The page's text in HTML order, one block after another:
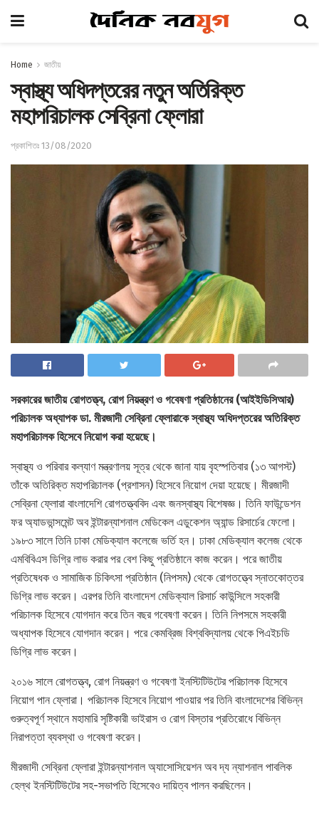
Home জাতীয়
স্বাস্থ্য অধিদপ্তরের নতুন অতিরিক্ত
মহাপরিচালক সেব্রিনা ফ্লোরা
প্রকাশিতঃ 13/08/2020
সরকারের জাতীয় রোগতত্ত্ব, রোগ নিয়ন্ত্রণ ও গবেষণা প্রতিষ্ঠানের (আইইডিসিআর)
পরিচালক অধ্যাপক ডা. মীরজাদী সেব্রিনা ফ্লোরাকে স্বাস্থ্য অধিদপ্তরের অতিরিক্ত
মহাপরিচালক হিসেবে নিয়োগ করা হয়েছে।
স্বাস্থ্য ও পরিবার কল্যাণ মন্ত্রণালয় সূত্র থেকে জানা যায় বৃহস্পতিবার (১৩ আগস্ট)
তাঁকে অতিরিক্ত মহাপরিচালক (প্রশাসন) হিসেবে নিয়োগ দেয়া হয়েছে। মীরজাদী
সেব্রিনা ফ্লোরা বাংলাদেশি রোগতত্ত্ববিদ এবং জনস্বাস্থ্য বিশেষজ্ঞ। তিনি ফাউন্ডেশন
ফর অ্যাডভান্সমেন্ট অব ইন্টারন্যাশনাল মেডিকেল এডুকেশন অ্যান্ড রিসার্চের ফেলো।
১৯৮৩ সালে তিনি ঢাকা মেডিক্যাল কলেজে ভর্তি হন। ঢাকা মেডিক্যাল কলেজ থেকে
এমবিবিএস ডিগ্রি লাভ করার পর বেশ কিছু প্রতিষ্ঠানে কাজ করেন। পরে জাতীয়
প্রতিষেধক ও সামাজিক চিকিৎসা প্রতিষ্ঠান (নিপসম) থেকে রোগতত্ত্বে স্নাতকোত্তর
ডিগ্রি লাভ করেন। এরপর তিনি বাংলাদেশ মেডিক্যাল রিসার্চ কাউন্সিলে সহকারী
পরিচালক হিসেবে যোগদান করে তিন বছর গবেষণা করেন। তিনি নিপসমে সহকারী
অধ্যাপক হিসেবে যোগদান করেন। পরে কেমব্রিজ বিশ্ববিদ্যালয় থেকে পিএইচডি
ডিগ্রি লাভ করেন।
২০১৬ সালে রোগতত্ত্ব, রোগ নিয়ন্ত্রণ ও গবেষণা ইনস্টিটিউটের পরিচালক হিসেবে
নিয়োগ পান ফ্লোরা। পরিচালক হিসেবে নিয়োগ পাওয়ার পর তিনি বাংলাদেশের বিভিন্ন
গুরুত্বপূর্ণ স্থানে মহামারি সৃষ্টিকারী ভাইরাস ও রোগ বিস্তার প্রতিরোধে বিভিন্ন
নিরাপত্তা ব্যবস্থা ও গবেষণা করেন।
মীরজাদী সেব্রিনা ফ্লোরা ইন্টারন্যাশনাল অ্যাসোসিয়েশন অব দ্য ন্যাশনাল পাবলিক
হেল্‌থ ইনস্টিটিউটের সহ-সভাপতি হিসেবেও দায়িত্ব পালন করছিলেন।